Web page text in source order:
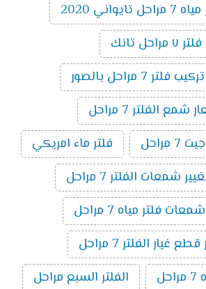
2020
فلتر ٧ مراحل تانك
7 مراحل بالصور
شمع الفلتر 7 مراحل
فلتر ماء امريكي
شمعات الفلتر 7 مراحل
فلتر مياه 7 مراحل
غيار الفلتر 7 مراحل
الفلتر السبع مراحل